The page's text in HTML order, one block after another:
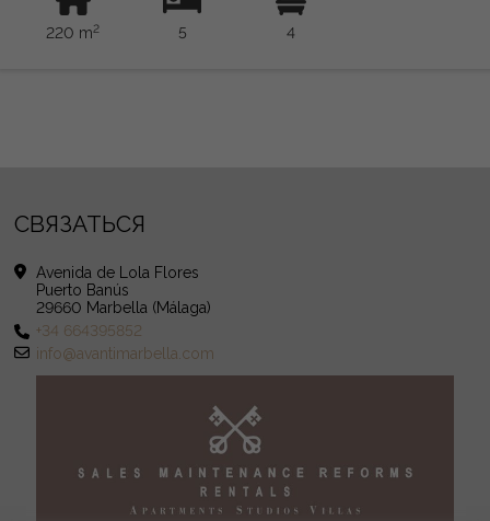
220 m2 5 4
СВЯЗАТЬСЯ
Avenida de Lola Flores
Puerto Banús
29660 Marbella (Málaga)
+34 664395852
info@avantimarbella.com